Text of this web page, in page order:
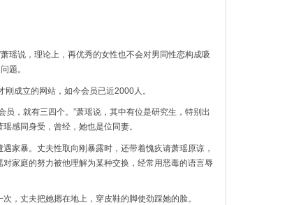
瑶说，理论上，再优秀的女性也不会对男同性恋构成吸
题。
刚成立的网站，如今会员已近2000人。
员，就有三四个。”萧瑶说，其中有位是研究生，特别出
感同身受，曾经，她也是位同妻。
家暴。丈夫性取向刚暴露时，还带着愧疚请萧瑶原谅，
家庭的努力被他理解为某种交换，经常用恶毒的语言辱
，丈夫把她摁在地上，穿皮鞋的脚使劲踩她的脸。